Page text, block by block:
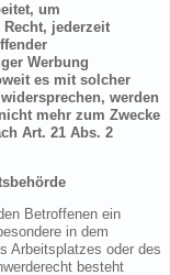
um
jederzeit
Werbung
es mit solcher
werden
mehr zum Zwecke
Art. 21 Abs. 2
Betroffenen ein
in dem
Arbeitsplatzes oder des
besteht